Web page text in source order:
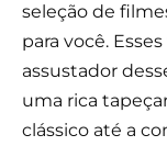
seleção de
para você.
assustador
uma rica
clássico até a